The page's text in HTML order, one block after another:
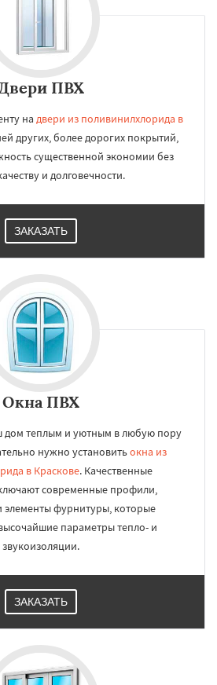
ПВХ
на двери из поливинилхлорида в
других, более дорогих покрытий,
существенной экономии без
и долговечности.
ЗАКАЗАТЬ
Окна ПВХ
дом теплым и уютным в любую пору
нужно установитьокна из
в Краскове. Качественные
современные профили,
элементы фурнитуры, которые
параметры тепло- и
звукоизоляции.
ЗАКАЗАТЬ